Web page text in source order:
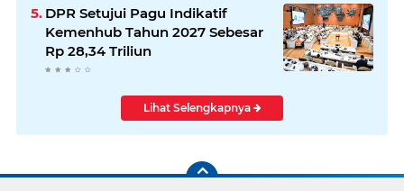
DPR Setujui Pagu Indikatif
Kemenhub Tahun 2027 Sebesar
Rp 28,34 Triliun
Lihat Selengkapnya